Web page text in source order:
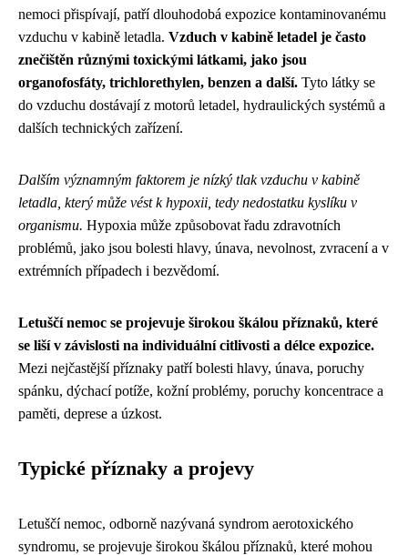
nemoci přispívají, patří dlouhodobá expozice kontaminovanému
vzduchu v kabině letadla. Vzduch v kabině letadel je často
znečištěn různými toxickými látkami, jako jsou
organofosfáty, trichlorethylen, benzen a další. Tyto látky se
do vzduchu dostávají z motorů letadel, hydraulických systémů a
dalších technických zařízení.
Dalším významným faktorem je nízký tlak vzduchu v kabině
letadla, který může vést k hypoxii, tedy nedostatku kyslíku v
organismu. Hypoxia může způsobovat řadu zdravotních
problémů, jako jsou bolesti hlavy, únava, nevolnost, zvracení a v
extrémních případech i bezvědomí.
Letuščí nemoc se projevuje širokou škálou příznaků, které
se liší v závislosti na individuální citlivosti a délce expozice.
Mezi nejčastější příznaky patří bolesti hlavy, únava, poruchy
spánku, dýchací potíže, kožní problémy, poruchy koncentrace a
paměti, deprese a úzkost.
Typické příznaky a projevy
Letuščí nemoc, odborně nazývaná syndrom aerotoxického
syndromu, se projevuje širokou škálou příznaků, které mohou